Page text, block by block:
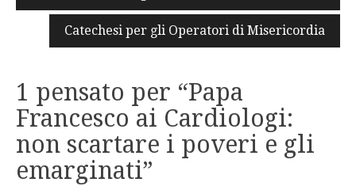
Catechesi per gli Operatori di Misericordia
1 pensato per “Papa
Francesco ai Cardiologi:
non scartare i poveri e gli
emarginati”